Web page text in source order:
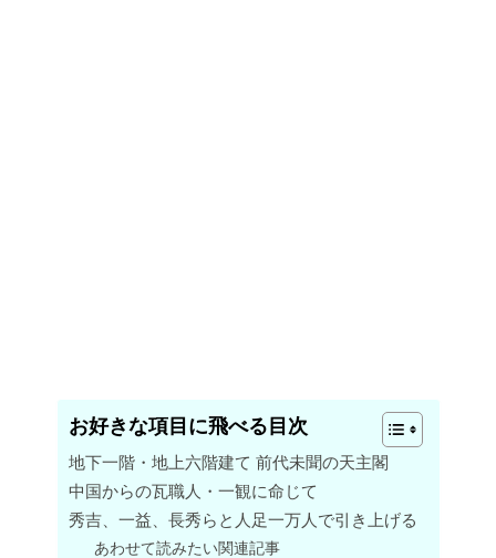
お好きな項目に飛べる目次
地下一階・地上六階建て 前代未聞の天主閣
中国からの瓦職人・一観に命じて
秀吉、一益、長秀らと人足一万人で引き上げる
あわせて読みたい関連記事